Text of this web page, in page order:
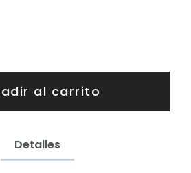
al carrito
Detalles